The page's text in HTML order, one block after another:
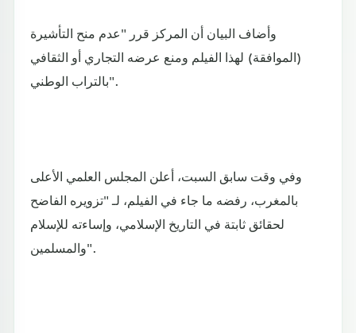
وأضاف البيان أن المركز قرر "عدم منح التأشيرة
(الموافقة) لهذا الفيلم ومنع عرضه التجاري أو الثقافي
بالتراب الوطني".
وفي وقت سابق السبت، أعلن المجلس العلمي الأعلى
بالمغرب، رفضه ما جاء في الفيلم، لـ "تزويره الفاضح
لحقائق ثابتة في التاريخ الإسلامي، وإساءته للإسلام
والمسلمين".